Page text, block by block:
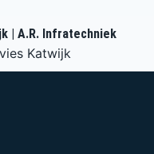
| A.R. Infratechniek
Katwijk